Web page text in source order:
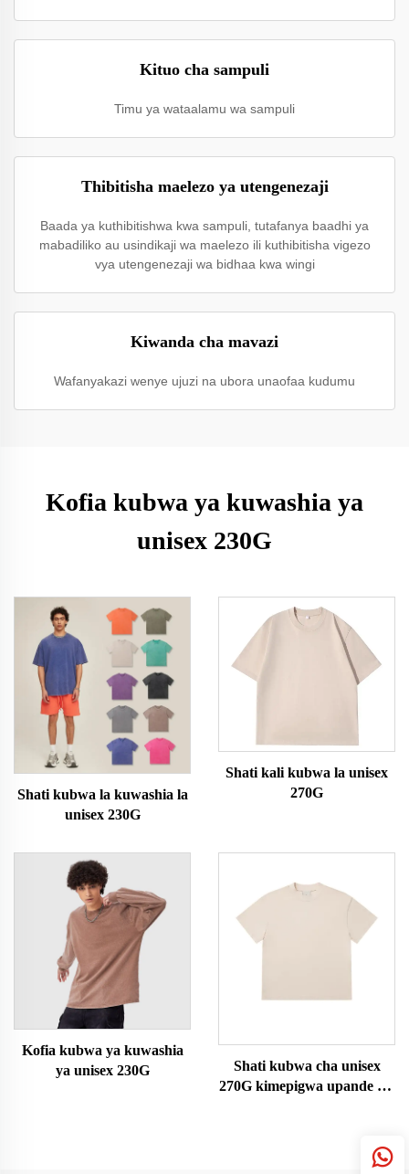
Kituo cha sampuli
Timu ya wataalamu wa sampuli
Thibitisha maelezo ya utengenezaji
Baada ya kuthibitishwa kwa sampuli, tutafanya baadhi ya
mabadiliko au usindikaji wa maelezo ili kuthibitisha vigezo
vya utengenezaji wa bidhaa kwa wingi
Kiwanda cha mavazi
Wafanyakazi wenye ujuzi na ubora unaofaa kudumu
Kofia kubwa ya kuwashia ya
unisex 230G
Shati kubwa la kuwashia la
unisex 230G
Shati kali kubwa la unisex
270G
Kofia kubwa ya kuwashia
ya unisex 230G
Shati kubwa cha unisex
270G kimepigwa upande wa